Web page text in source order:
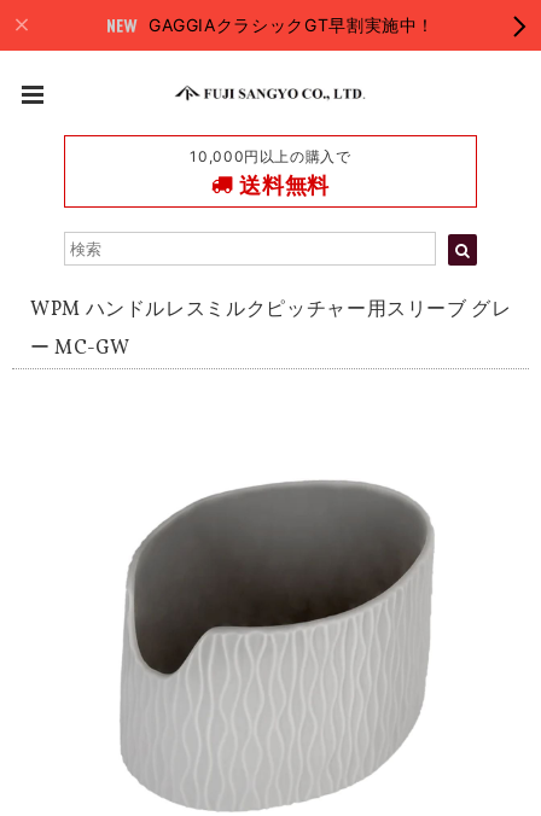
GAGGIAクラシックGT早割実施中！
10,000円以上の購入で
送料無料
WPM ハンドルレスミルクピッチャー用スリーブ グレ
ー MC-GW